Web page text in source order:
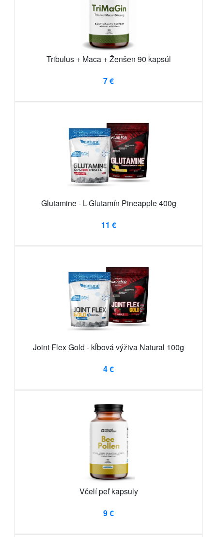
Tribulus + Maca + Ženšen 90 kapsúl
7 €
Glutamine - L-Glutamín Pineapple 400g
11 €
Joint Flex Gold - kĺbová výživa Natural 100g
4 €
Včelí peľ kapsuly
9 €